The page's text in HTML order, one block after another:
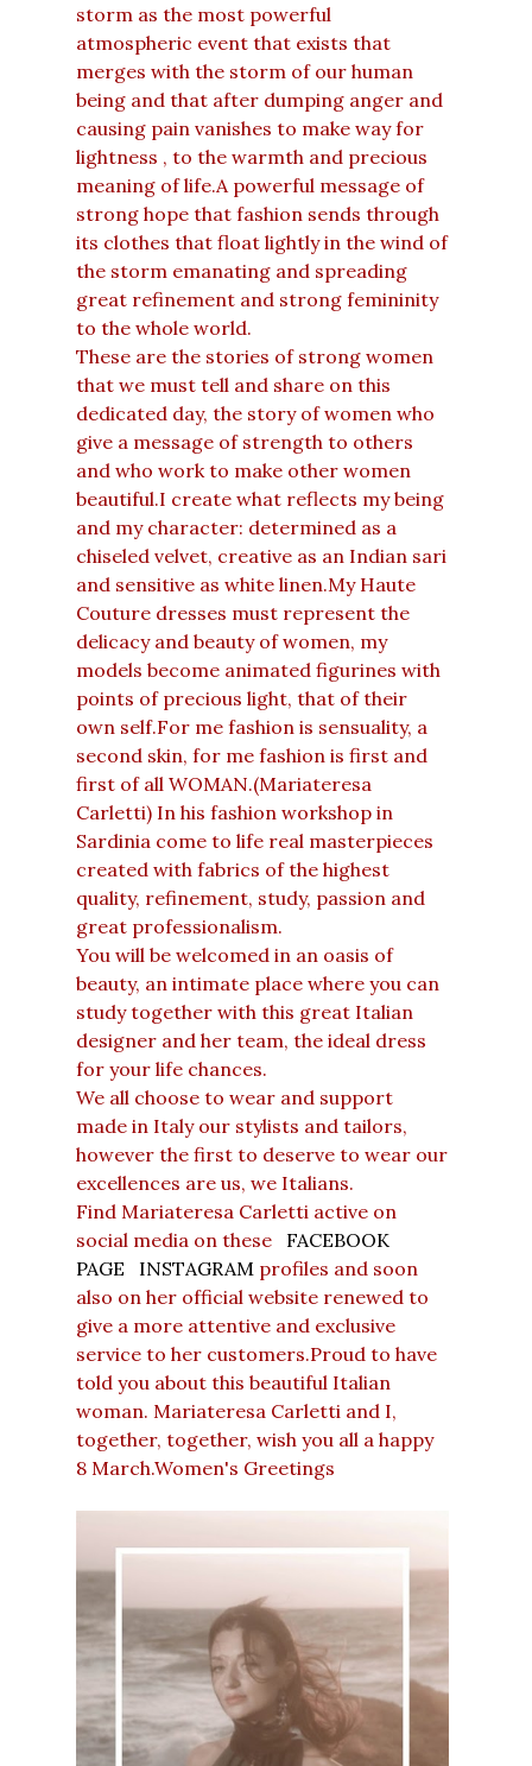
storm as the most powerful
atmospheric event that exists that
merges with the storm of our human
being and that after dumping anger and
causing pain vanishes to make way for
lightness , to the warmth and precious
meaning of life.A powerful message of
strong hope that fashion sends through
its clothes that float lightly in the wind of
the storm emanating and spreading
great refinement and strong femininity
to the whole world.
These are the stories of strong women
that we must tell and share on this
dedicated day, the story of women who
give a message of strength to others
and who work to make other women
beautiful.I create what reflects my being
and my character: determined as a
chiseled velvet, creative as an Indian sari
and sensitive as white linen.My Haute
Couture dresses must represent the
delicacy and beauty of women, my
models become animated figurines with
points of precious light, that of their
own self.For me fashion is sensuality, a
second skin, for me fashion is first and
first of all WOMAN.(Mariateresa
Carletti) In his fashion workshop in
Sardinia come to life real masterpieces
created with fabrics of the highest
quality, refinement, study, passion and
great professionalism.
You will be welcomed in an oasis of
beauty, an intimate place where you can
study together with this great Italian
designer and her team, the ideal dress
for your life chances.
We all choose to wear and support
made in Italy our stylists and tailors,
however the first to deserve to wear our
excellences are us, we Italians.
Find Mariateresa Carletti active on
social media on these
FACEBOOK
PAGE
INSTAGRAM profiles and soon
also on her official website renewed to
give a more attentive and exclusive
service to her customers.Proud to have
told you about this beautiful Italian
woman. Mariateresa Carletti and I,
together, together, wish you all a happy
8 March.Women's Greetings